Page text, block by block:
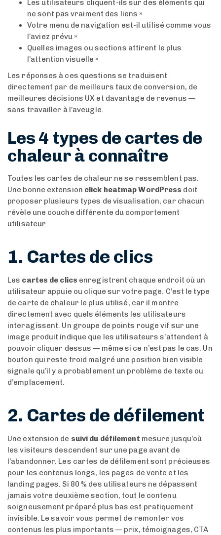
Les utilisateurs cliquent-ils sur des éléments qui
ne sont pas vraiment des liens »
Votre menu de navigation est-il utilisé comme vous
l’aviez prévu »
Quelles images ou sections attirent le plus
l’attention visuelle »
Les réponses à ces questions se traduisent
directement par de meilleurs taux de conversion, de
meilleures décisions UX et davantage de revenus —
sans travailler à l’aveugle.
Les 4 types de cartes de
chaleur à connaître
Toutes les cartes de chaleur ne se ressemblent pas.
Une bonne extension click heatmap WordPress doit
proposer plusieurs types de visualisation, car chacun
révèle une couche différente du comportement
utilisateur.
1. Cartes de clics
Les cartes de clics enregistrent chaque endroit où un
utilisateur appuie ou clique sur votre page. C’est le type
de carte de chaleur le plus utilisé, car il montre
directement avec quels éléments les utilisateurs
interagissent. Un groupe de points rouge vif sur une
image produit indique que les utilisateurs s’attendent à
pouvoir cliquer dessus — même si ce n’est pas le cas. Un
bouton qui reste froid malgré une position bien visible
signale qu’il y a probablement un problème de texte ou
d’emplacement.
2. Cartes de défilement
Une extension de suivi du défilement mesure jusqu’où
les visiteurs descendent sur une page avant de
l’abandonner. Les cartes de défilement sont précieuses
pour les contenus longs, les pages de vente et les
landing pages. Si 80 % des utilisateurs ne dépassent
jamais votre deuxième section, tout le contenu
soigneusement préparé plus bas est pratiquement
invisible. Le savoir vous permet de remonter vos
contenus les plus importants — prix, témoignages, CTA